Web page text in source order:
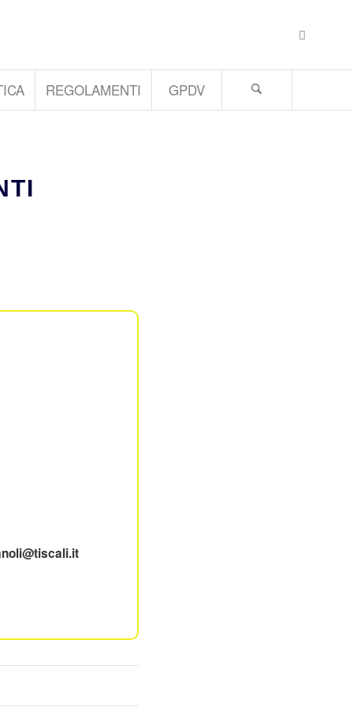
REGOLAMENTI GPDV